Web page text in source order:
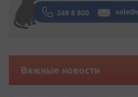
Важные новости